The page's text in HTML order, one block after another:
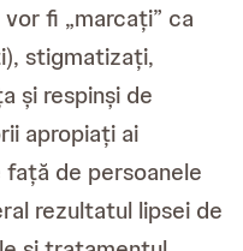
fi „marcați” ca
stigmatizați,
și respinși de
apropiați ai
de persoanele
rezultatul lipsei de